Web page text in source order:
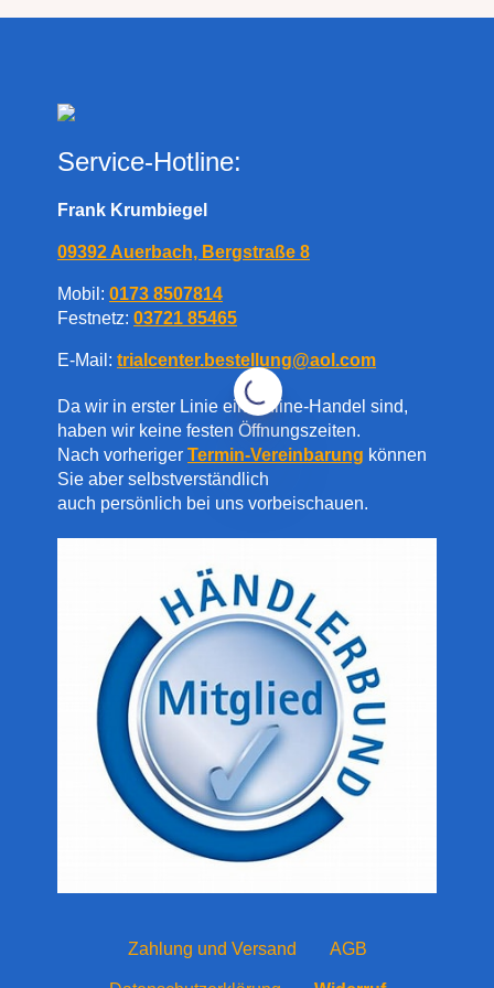
Service-Hotline:
Frank Krumbiegel
09392 Auerbach, Bergstraße 8
Mobil: 0173 8507814
Festnetz: 03721 85465
E-Mail: trialcenter.bestellung@aol.com
Da wir in erster Linie ein Online-Handel sind,
haben wir keine festen Öffnungszeiten.
Nach vorheriger Termin-Vereinbarung können
Sie aber selbstverständlich
auch persönlich bei uns vorbeischauen.
Zahlung und Versand AGB